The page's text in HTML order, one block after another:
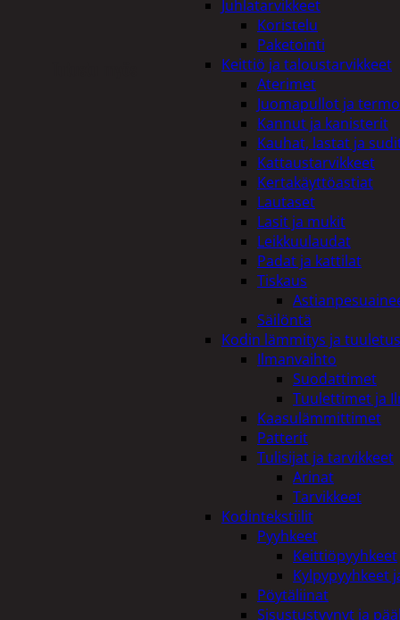
Juhlatarvikkeet
Koristelu
Paketointi
Keittiö ja taloustarvikkeet
Aterimet
Juomapullot ja
Kannut ja kanisterit
Kauhat, lastat ja
Kattaustarvikkeet
Kertakäyttöastiat
Lautaset
Lasit ja mukit
Leikkuulaudat
Padat ja kattilat
Tiskaus
Säilöntä
Kodin lämmitys ja tuuletus
Ilmanvaihto
Suodattimet
Tuulettimet ja
Kaasulämmittimet
Patterit
Tulisijat ja tarvikkeet
Arinat
Tarvikkeet
Kodintekstiilit
Pyyhkeet
Keittiöpyyhkeet
Kylpypyyhkeet
Pöytäliinat
Sisustustyynyt ja